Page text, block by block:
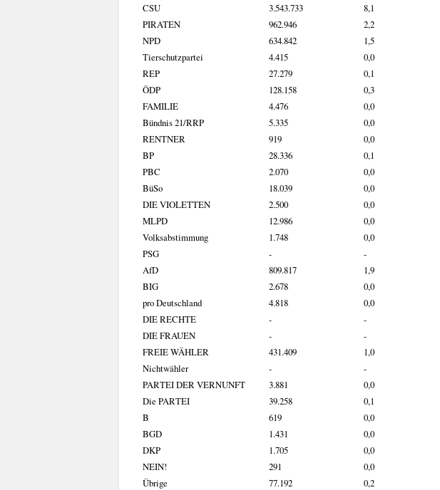
CSU
3.543.733 8,1
PIRATEN
962.946 2,2
NPD
634.842 1,5
Tierschutzpartei
4.415 0,0
REP
27.279 0,1
ÖDP
128.158 0,3
FAMILIE
4.476 0,0
Bündnis 21/RRP
5.335 0,0
RENTNER
919 0,0
BP
28.336 0,1
PBC
2.070 0,0
BüSo
18.039 0,0
DIE VIOLETTEN
2.500 0,0
MLPD
12.986 0,0
Volksabstimmung
1.748 0,0
PSG
- -
AfD
809.817 1,9
BIG
2.678 0,0
pro Deutschland
4.818 0,0
DIE RECHTE
- -
DIE FRAUEN
- -
FREIE WÄHLER
431.409 1,0
Nichtwähler
- -
PARTEI DER VERNUNFT
3.881 0,0
Die PARTEI
39.258 0,1
B
619 0,0
BGD
1.431 0,0
DKP
1.705 0,0
NEIN!
291 0,0
Übrige
77.192 0,2